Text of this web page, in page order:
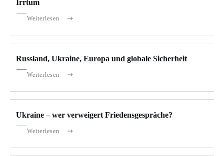
Irrtum
Weiterlesen
Russland, Ukraine, Europa und globale Sicherheit
Weiterlesen
Ukraine – wer verweigert Friedensgespräche?
Weiterlesen